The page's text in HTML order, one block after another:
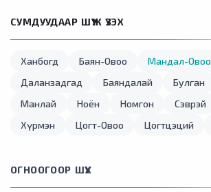
СУМДУУДААР ШҮҮЖ ҮЗЭХ
Ханбогд Баян-Овоо
Мандал-Овоо
Даланзадгад
Баяндалай Булган
Манлай
Ноён Номгон Сэврэй
Хүрмэн
Цогт-Овоо Цогтцэций
ОГНООГООР ШҮҮХ